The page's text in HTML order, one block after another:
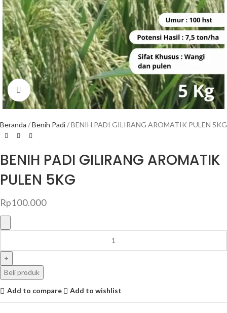
Click to enlarge
Beranda Benih Padi BENIH PADI GILIRANG AROMATIK PULEN 5KG
BENIH PADI GILIRANG AROMATIK
PULEN 5KG
Rp100.000
Beli produk
Add to compare Add to wishlist